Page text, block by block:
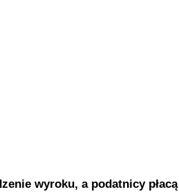
wyroku, a podatnicy